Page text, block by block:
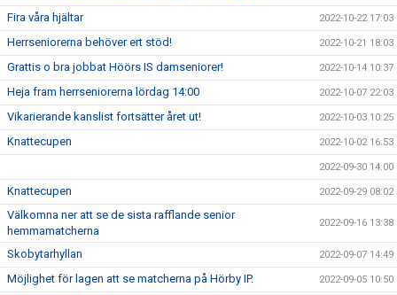
Fira våra hjältar 2022-10-22 17:03
Herrseniorerna behöver ert stöd! 2022-10-21 18:03
Grattis o bra jobbat Höörs IS damseniorer! 2022-10-14 10:37
Heja fram herrseniorerna lördag 14:00 2022-10-07 22:03
Vikarierande kanslist fortsätter året ut! 2022-10-03 10:25
Knattecupen 2022-10-02 16:53
2022-09-30 14:00
Knattecupen 2022-09-29 08:02
Välkomna ner att se de sista rafflande senior
hemmamatcherna
2022-09-16 13:38
Skobytarhyllan 2022-09-07 14:49
Möjlighet för lagen att se matcherna på Hörby IP. 2022-09-05 10:50